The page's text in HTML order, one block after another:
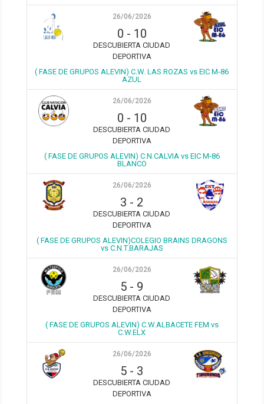
26/06/2026
0 - 10
DESCUBIERTA CIUDAD
DEPORTIVA
( FASE DE GRUPOS ALEVIN) C.W. LAS ROZAS vs EIC M-86
AZUL
26/06/2026
0 - 10
DESCUBIERTA CIUDAD
DEPORTIVA
( FASE DE GRUPOS ALEVIN) C.N.CALVIA vs EIC M-86
BLANCO
26/06/2026
3 - 2
DESCUBIERTA CIUDAD
DEPORTIVA
( FASE DE GRUPOS ALEVIN)COLEGIO BRAINS DRAGONS
vs C.N.T.BARAJAS
26/06/2026
5 - 9
DESCUBIERTA CIUDAD
DEPORTIVA
( FASE DE GRUPOS ALEVIN) C.W.ALBACETE FEM vs
C.W.ELX
26/06/2026
5 - 3
DESCUBIERTA CIUDAD
DEPORTIVA